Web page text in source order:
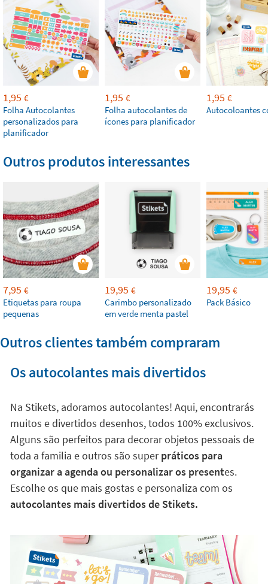
1,95 €
Folha Autocolantes
personalizados para
planificador
1,95 €
Folha autocolantes de
ícones para planificador
1,95 €
Autocoloantes
Outros produtos interessantes
7,95 €
Etiquetas para roupa
pequenas
19,95 €
Carimbo personalizado
em verde menta pastel
19,95 €
Pack Básico
Outros clientes também compraram
Os autocolantes mais divertidos
Na Stikets, adoramos autocolantes! Aqui, encontrarás
muitos e divertidos desenhos, todos 100% exclusivos.
Alguns são perfeitos para decorar objetos pessoais de
toda a familia e outros são superpráticos para
organizar a agenda ou personalizar os presentes.
Escolhe os que mais gostas e personaliza com os
autocolantes mais divertidos de Stikets.